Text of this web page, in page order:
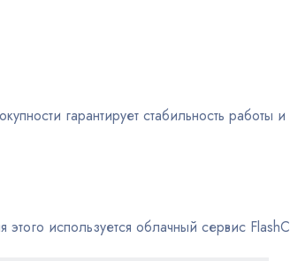
гарантирует стабильность работы
используется облачный сервис